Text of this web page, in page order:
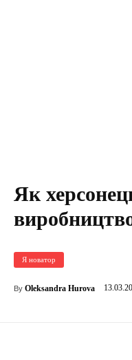
Як
Я новатор
By Oleksandra Hurova